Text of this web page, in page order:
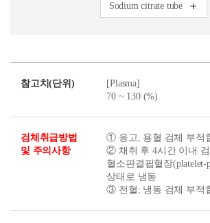
Sodium citrate tube
참고치(단위)
[Plasma]
70 ~ 130 (%)
검체취급방법
및 주의사항
① 응고, 용혈 검체 부적
② 채취 후 4시간 이내
혈소판결핍혈장(platelet-
상태로 냉동
③ 전혈: 냉동 검체 부적